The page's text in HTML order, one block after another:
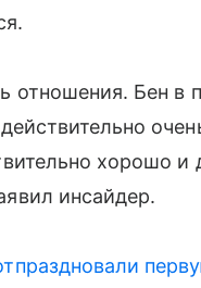
отношения. Бен в
хорошо
инсайдер.